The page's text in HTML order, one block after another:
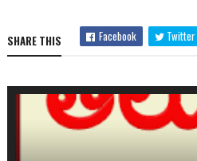
SHARE THIS Facebook Twitter